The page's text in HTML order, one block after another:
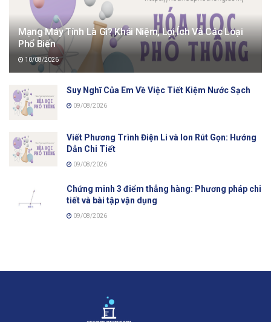
Mạng Máy Tính Là Gì? Khái Niệm, Lợi Ích Và Các Loại
Phổ Biến
10/08/2026
Suy Nghĩ Của Em Về Việc Tiết Kiệm Nước Sạch
09/08/2026
Viết Phương Trình Điện Li và Ion Rút Gọn: Hướng
Dẫn Chi Tiết
09/08/2026
Chứng minh 3 điểm thẳng hàng: Phương pháp chi
tiết và bài tập vận dụng
09/08/2026